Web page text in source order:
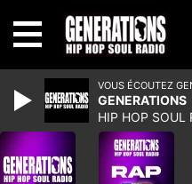
VOUS ÉCOUTEZ
GENERATIONS
HIP HOP SOUL